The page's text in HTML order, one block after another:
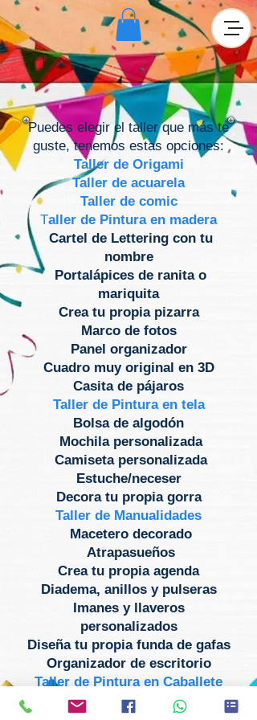
Puedes elegir el taller que más te
guste, tenemos estas opciones:
Taller de Origami
Taller de acuarela
Taller de comic
Taller de Pintura en madera
Cartel de Lettering con tu
nombre
Portalápices de ranita o
mariquita
Crea tu propia pizarra
Marco de fotos
Panel organizador
Cuadro muy original en 3D
Casita de pájaros
Taller de Pintura en tela
Bolsa de algodón
Mochila personalizada
Camiseta personalizada
Estuche/neceser
Decora tu propia gorra
Taller de Manualidades
Macetero decorado
Atrapasueños
Crea tu propia agenda
Diadema, anillos y pulseras
Imanes y llaveros
personalizados
Diseña tu propia funda de gafas
Organizador de escritorio
Taller de Pintura en Caballete
Cuadroabstracto“Siéntete como